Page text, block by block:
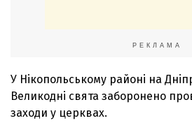
РЕКЛАМА
У Нікопольському районі на
Великодні свята заборонено
заходи у церквах.